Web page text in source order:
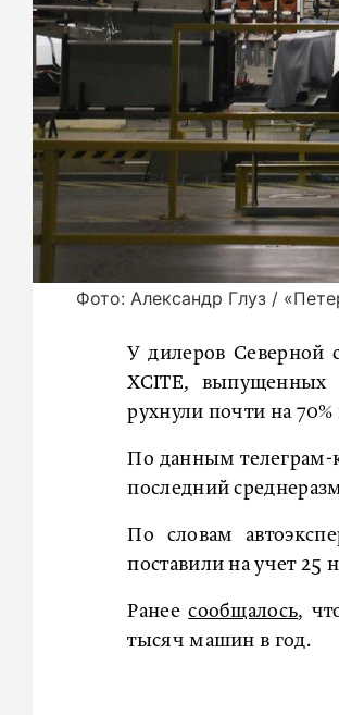
Фото: Александр Глуз /
У дилеров Северной
XCITE, выпущенных
рухнули почти на
По данным телеграм-
последний
По словам
поставили на учет 25
Ранеесообщалось,
тысяч машин в год.